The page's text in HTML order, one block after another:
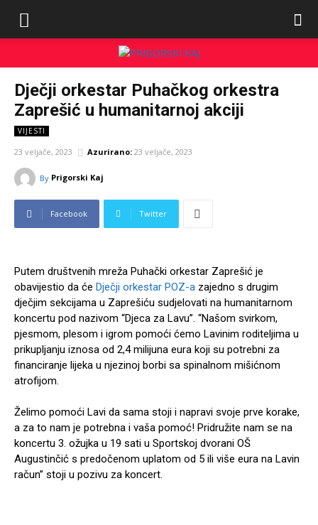
Dječji orkestar Puhačkog orkestra
Zaprešić u humanitarnoj akciji
VIJESTI
23 veljače, 2023 Azurirano: 23 veljače, 2023
By Prigorski Kaj
Facebook Twitter
Putem društvenih mreža Puhački orkestar Zaprešić je
obavijestio da će Dječji orkestar POZ-a zajedno s drugim
dječjim sekcijama u Zaprešiću sudjelovati na humanitarnom
koncertu pod nazivom “Djeca za Lavu”. “Našom svirkom,
pjesmom, plesom i igrom pomoći ćemo Lavinim roditeljima u
prikupljanju iznosa od 2,4 milijuna eura koji su potrebni za
financiranje lijeka u njezinoj borbi sa spinalnom mišićnom
atrofijom.
Želimo pomoći Lavi da sama stoji i napravi svoje prve korake,
a za to nam je potrebna i vaša pomoć! Pridružite nam se na
koncertu 3. ožujka u 19 sati u Sportskoj dvorani OŠ
Augustinčić s predočenom uplatom od 5 ili više eura na Lavin
račun” stoji u pozivu za koncert.